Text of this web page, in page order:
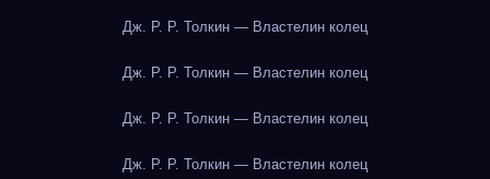
Дж. Р. Р. Толкин — Властелин колец
Дж. Р. Р. Толкин — Властелин колец
Дж. Р. Р. Толкин — Властелин колец
Дж. Р. Р. Толкин — Властелин колец